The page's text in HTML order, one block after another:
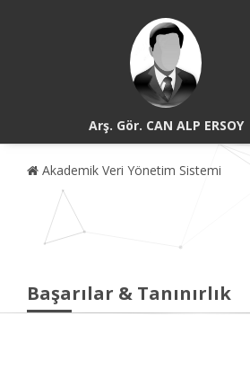
Arş. Gör. CAN ALP ERSOY
Akademik Veri Yönetim Sistemi
Başarılar & Tanınırlık